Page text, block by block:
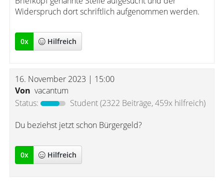
Widerspruch dort schriftlich aufgenommen werden.
0x Hilfreich
16. November 2023 | 15:00
Von vacantum
Status:
Student(2322 Beiträge, 459x hilfreich)
Du beziehst jetzt schon Bürgergeld?
0x Hilfreich